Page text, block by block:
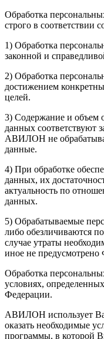
Обработка
строго в
1) Обработка
законной и
2) Обработка
достижением
целей.
3) Содержание и объем
данных соответствуют
АВИЛОН не
данные.
4) При обработке
данных, их
актуальность по
данных.
5) Обрабатываемые
либо обезличиваются
случае утраты
иное не
Обработка
условиях,
Федерации.
АВИЛОН использует
оказать необходимые
программы, в которой